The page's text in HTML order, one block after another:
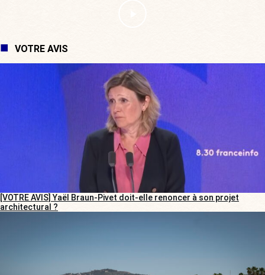
VOTRE AVIS
[VOTRE AVIS] Yaël Braun-Pivet doit-elle renoncer à son projet
architectural ?